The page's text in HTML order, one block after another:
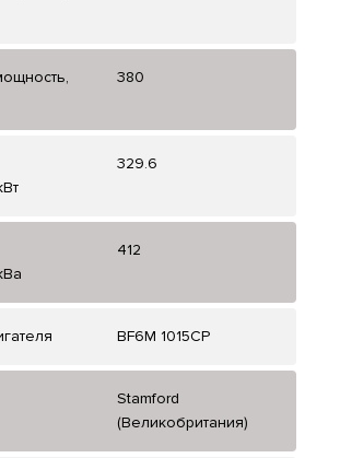
380
329.6
412
BF6M 1015CP
Stamford
(Великобритания)